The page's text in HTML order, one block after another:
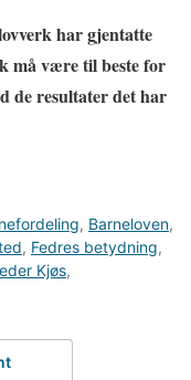
har gjentatte
må være til beste for
de resultater det har
, Barneloven,
, Fedres betydning,
Kjøs,